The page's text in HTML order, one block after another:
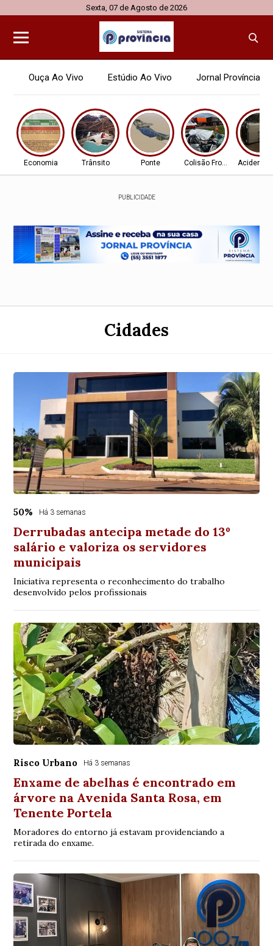
Sexta, 07 de Agosto de 2026
Ouça Ao Vivo Estúdio Ao Vivo Jornal Província
Economia Trânsito Ponte Colisão Frontal Acidente
PUBLICIDADE
Cidades
50% Há 3 semanas
Derrubadas antecipa metade do 13º
salário e valoriza os servidores
municipais
Iniciativa representa o reconhecimento do trabalho
desenvolvido pelos profissionais
Risco Urbano Há 3 semanas
Enxame de abelhas é encontrado em
árvore na Avenida Santa Rosa, em
Tenente Portela
Moradores do entorno já estavam providenciando a
retirada do enxame.